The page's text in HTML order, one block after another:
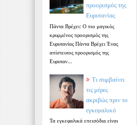
προορισμός της
Ευρυτανίας
Πάντα Βρέχει: Ο πιο μαγικός
κρυμμένος προορισμός της
Ευρυτανίας Πάντα Βρέχει Ένας
απίστευτος προορισμός της
Ευρυταν...
Τι συμβαίνει
τις μέρες
ακριβώς πριν το
εγκεφαλικό
Τα εγκεφαλικά επεισόδια είναι